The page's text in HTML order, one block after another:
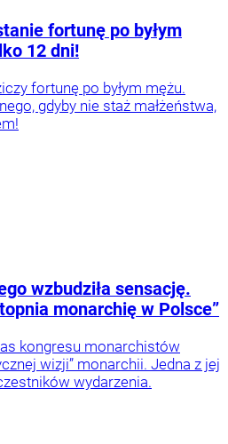
fortunę po byłym
12 dni!
fortunę po byłym mężu.
gdyby nie staż małżeństwa,
wzbudziła sensację.
monarchię w Polsce”
kongresu monarchistów
wizji” monarchii. Jedna z jej
wydarzenia.